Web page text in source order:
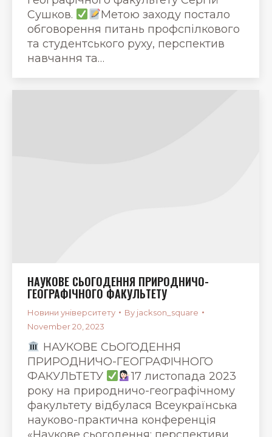
Сушков.
Метою заходу постало
обговорення питань профспілкового
та студентського руху, перспектив
навчання та…
НАУКОВЕ СЬОГОДЕННЯ ПРИРОДНИЧО-
ГЕОГРАФІЧНОГО ФАКУЛЬТЕТУ
Новини університету By jackson_square
November 20, 2023
НАУКОВЕ СЬОГОДЕННЯ
ПРИРОДНИЧО-ГЕОГРАФІЧНОГО
ФАКУЛЬТЕТУ
17 листопада 2023
року на природничо-географічному
факультету відбулася Всеукраїнська
науково-практична конференція